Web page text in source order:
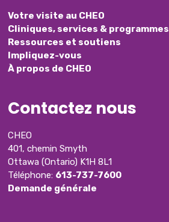
Votre visite au CHEO
Cliniques, services & programmes
Ressources et soutiens
Impliquez-vous
À propos de CHEO
Contactez nous
CHEO
401, chemin Smyth
Ottawa (Ontario) K1H 8L1
Téléphone: 613-737-7600
Demande générale